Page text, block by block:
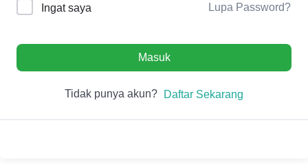
Ingat saya Lupa Password?
Masuk
Tidak punya akun? Daftar Sekarang